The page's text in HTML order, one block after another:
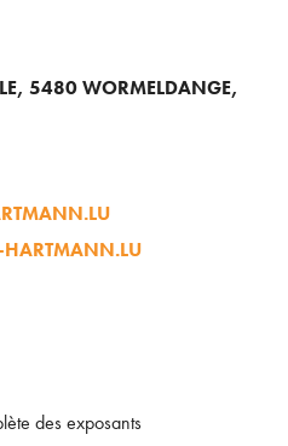
5480 WORMELDANGE,
des exposants